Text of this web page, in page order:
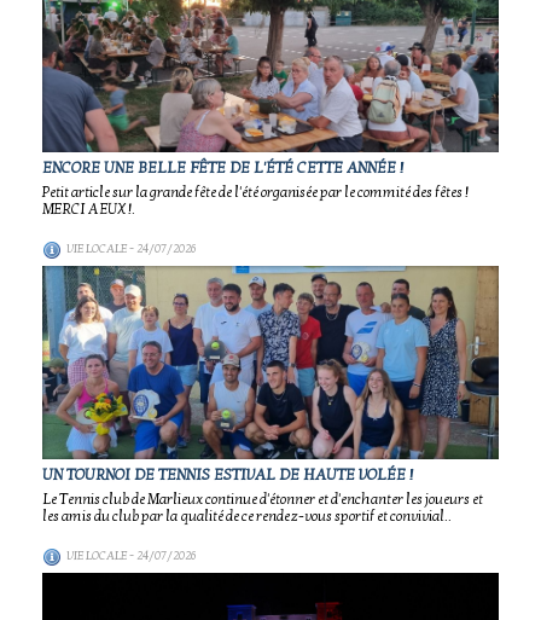
ENCORE UNE BELLE FÊTE DE L'ÉTÉ CETTE ANNÉE !
Petit article sur la grande fête de l'été organisée par le commité des fêtes !
MERCI A EUX !.
VIE LOCALE- 24/07/2026
UN TOURNOI DE TENNIS ESTIVAL DE HAUTE VOLÉE !
Le Tennis club de Marlieux continue d'étonner et d'enchanter les joueurs et
les amis du club par la qualité de ce rendez-vous sportif et convivial..
VIE LOCALE- 24/07/2026